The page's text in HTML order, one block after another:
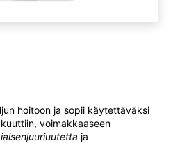
hoitoon ja sopii käytettäväksi
voimakkaaseen
ja